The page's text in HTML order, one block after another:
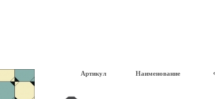
Артикул Наименование